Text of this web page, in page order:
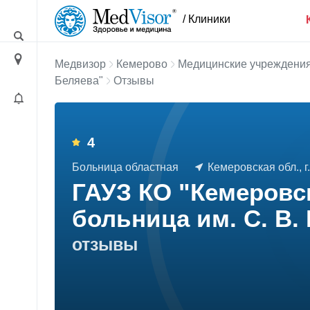
/ Клиники
Медвизор Кемерово Медицинские
Беляева"
Отзывы
4
Больница областная Кемеровская обл.,
ГАУЗ КО
больница им. С. В.
отзывы